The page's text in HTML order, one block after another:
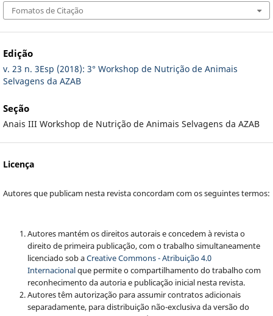
Fomatos de Citação
Edição
v. 23 n. 3Esp (2018): 3° Workshop de Nutrição de Animais
Selvagens da AZAB
Seção
Anais III Workshop de Nutrição de Animais Selvagens da AZAB
Licença
Autores que publicam nesta revista concordam com os seguintes termos:
Autores mantém os direitos autorais e concedem à revista o
direito de primeira publicação, com o trabalho simultaneamente
licenciado sob aCreative Commons - Atribuição 4.0
Internacionalque permite o compartilhamento do trabalho com
reconhecimento da autoria e publicação inicial nesta revista.
Autores têm autorização para assumir contratos adicionais
separadamente, para distribuição não-exclusiva da versão do